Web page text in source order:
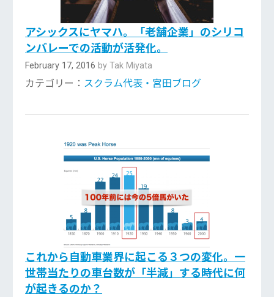
アシックスにヤマハ。「老舗企業」のシリコ
ンバレーでの活動が活発化。
February 17, 2016 by Tak Miyata
カテゴリー： スクラム代表・宮田ブログ
これから自動車業界に起こる３つの変化。一
世帯当たりの車台数が「半減」する時代に何
が起きるのか？